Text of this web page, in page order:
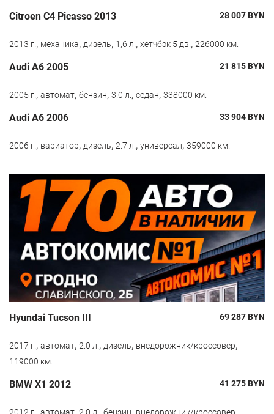
Citroen C4 Picasso 2013 28 007BYN
2013 г., механика, дизель, 1,6 л., хетчбэк 5 дв., 226000 км.
Audi A6 2005 21 815BYN
2005 г., автомат, бензин, 3.0 л., седан, 338000 км.
Audi A6 2006 33 904BYN
2006 г., вариатор, дизель, 2.7 л., универсал, 359000 км.
Hyundai Tucson III 69 287BYN
2017 г., автомат, 2.0 л., дизель, внедорожник/кроссовер,
119000 км.
BMW X1 2012 41 275BYN